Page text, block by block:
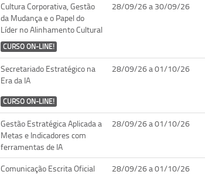
Cultura Corporativa, Gestão
da Mudança e o Papel do
Líder no Alinhamento Cultural
28/09/26 a 30/09/26
CURSO ON-LINE!
Secretariado Estratégico na
Era da IA
28/09/26 a 01/10/26
CURSO ON-LINE!
Gestão Estratégica Aplicada a
Metas e Indicadores com
ferramentas de IA
28/09/26 a 01/10/26
Comunicação Escrita Oficial 28/09/26 a 01/10/26